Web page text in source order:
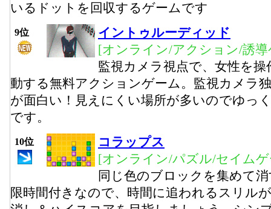
いるドットを回収するゲームです
9位
イントゥルーディッド
[オンライン/アクション/誘
監視カメラ視点で、女性を
動する無料アクションゲーム。監視カメラ
が面白い！見えにくい場所が多いのでゆっ
です。
10位
コラップス
[オンライン/パズル/セイム
同じ色のブロックを集めて
限時間付きなので、時間に追われるスリル